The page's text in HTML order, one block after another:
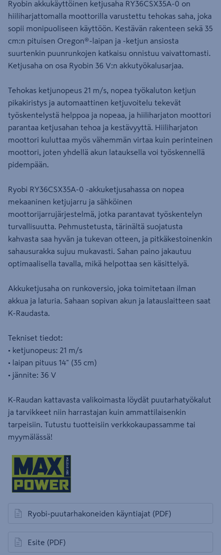
Ryobin akkukäyttöinen ketjusaha RY36CSX35A-0 on
hiiliharjattomalla moottorilla varustettu tehokas saha, joka
sopii monipuoliseen käyttöön. Kestävän rakenteen sekä 35
cm:n pituisen Oregon®-laipan ja -ketjun ansiosta
suurtenkin puunrunkojen katkaisu onnistuu vaivattomasti.
Ketjusaha on osa Ryobin 36 V:n akkutyökalusarjaa.
Tehokas ketjunopeus 21 m/s, nopea työkaluton ketjun
pikakiristys ja automaattinen ketjuvoitelu tekevät
työskentelystä helppoa ja nopeaa, ja hiiliharjaton moottori
parantaa ketjusahan tehoa ja kestävyyttä. Hiiliharjaton
moottori kuluttaa myös vähemmän virtaa kuin perinteinen
moottori, joten yhdellä akun latauksella voi työskennellä
pidempään.
Ryobi RY36CSX35A-0 -akkuketjusahassa on nopea
mekaaninen ketjujarru ja sähköinen
moottorijarrujärjestelmä, jotka parantavat työskentelyn
turvallisuutta. Pehmustetusta, tärinältä suojatusta
kahvasta saa hyvän ja tukevan otteen, ja pitkäkestoinenkin
sahausurakka sujuu mukavasti. Sahan paino jakautuu
optimaalisella tavalla, mikä helpottaa sen käsittelyä.
Akkuketjusaha on runkoversio, joka toimitetaan ilman
akkua ja laturia. Sahaan sopivan akun ja latauslaitteen saat
K-Raudasta.
Tekniset tiedot:
• ketjunopeus: 21 m/s
• laipan pituus 14" (35 cm)
• jännite: 36 V
K-Raudan kattavasta valikoimasta löydät puutarhatyökalut
ja tarvikkeet niin harrastajan kuin ammattilaisenkin
tarpeisiin. Tutustu tuotteisiin verkkokaupassamme tai
myymälässä!
Ryobi-puutarhakoneiden käyntiajat (PDF)
avautuu uuteen välilehteen
Esite (PDF)
avautuu uuteen välilehteen